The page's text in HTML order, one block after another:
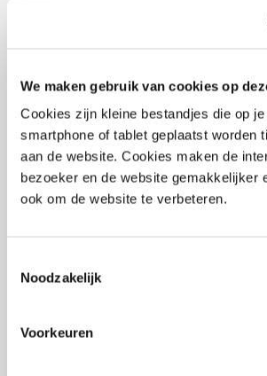
We maken gebruik van cookies op
Cookies zijn kleine bestandjes die op
smartphone of tablet geplaatst worden
aan de website. Cookies maken de
bezoeker en de website gemakkelijker
ook om de website te verbeteren.
Noodzakelijk
Voorkeuren
Ontwikkelt jouw bedrijf
technologie?
De FOD Economie zoekt bedrijven die AI-
Meer info over de oproep van blijken van